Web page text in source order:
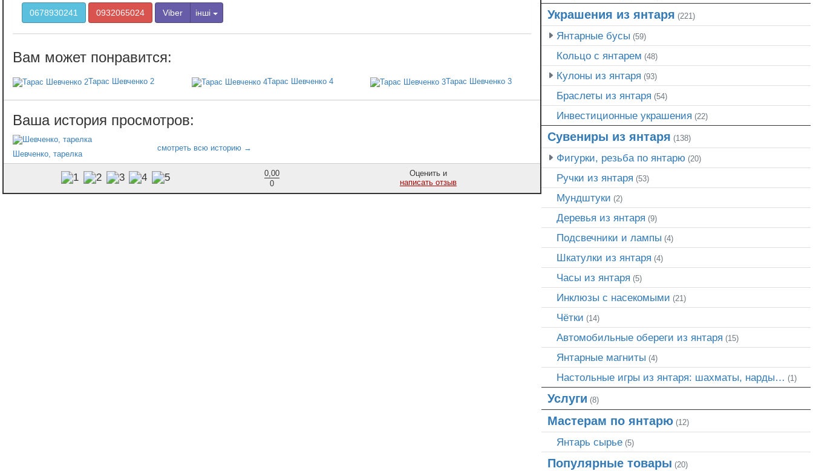
0678930241 0932065024 Viber інші
Тарас Шевченко 2 Тарас Шевченко 4 Тарас Шевченко 3
Шевченко, тарелка
0,00
0
Оценить и
написать отзыв
Украшения из янтаря (221)
Янтарные бусы (59)
Кольцо с янтарем (48)
Кулоны из янтаря (93)
Браслеты из янтаря (54)
Инвестиционные украшения (22)
Сувениры из янтаря (138)
Фигурки, резьба по янтарю (20)
Ручки из янтаря (53)
Мундштуки (2)
Деревья из янтаря (9)
Подсвечники и лампы (4)
Шкатулки из янтаря (4)
Часы из янтаря (5)
Инклюзы с насекомыми (21)
Чётки (14)
Автомобильные обереги из янтаря (15)
Янтарные магниты (4)
Настольные игры из янтаря: шахматы, нарды… (1)
Услуги (8)
Мастерам по янтарю(12)
Янтарь сырье(5)
Популярные товары (20)